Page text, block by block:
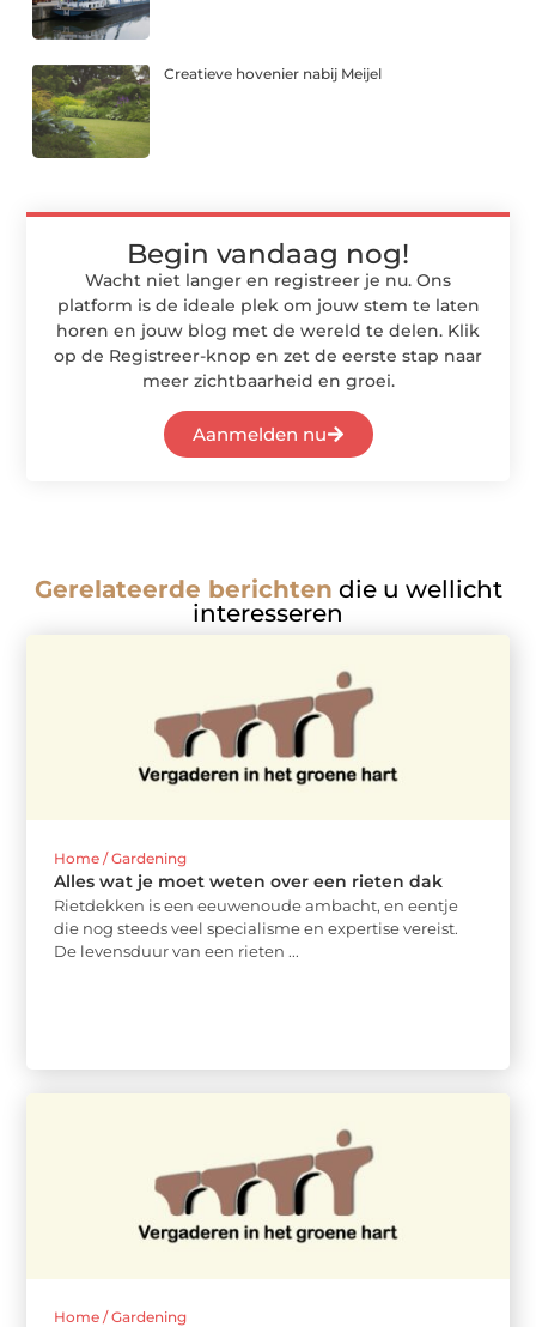
Creatieve hovenier nabij Meijel
Begin vandaag nog!
Wacht niet langer en registreer je nu. Ons
platform is de ideale plek om jouw stem te laten
horen en jouw blog met de wereld te delen. Klik
op de Registreer-knop en zet de eerste stap naar
meer zichtbaarheid en groei.
Aanmelden nu
Gerelateerde berichten die u wellicht
interesseren
Home / Gardening
Alles wat je moet weten over een rieten dak
Rietdekken is een eeuwenoude ambacht, en eentje
die nog steeds veel specialisme en expertise vereist.
De levensduur van een rieten ...
Home / Gardening